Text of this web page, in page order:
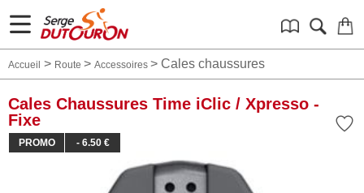
Accueil > Route > Accessoires > Cales chaussures
Cales Chaussures Time iClic / Xpresso -
Fixe
PROMO - 6.50 €